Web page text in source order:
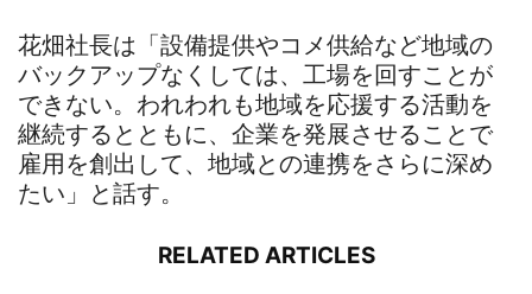
花畑社長は「設備提供やコメ供給など地域の
バックアップなくしては、工場を回すことが
できない。われわれも地域を応援する活動を
継続するとともに、企業を発展させることで
雇用を創出して、地域との連携をさらに深め
たい」と話す。
RELATED ARTICLES